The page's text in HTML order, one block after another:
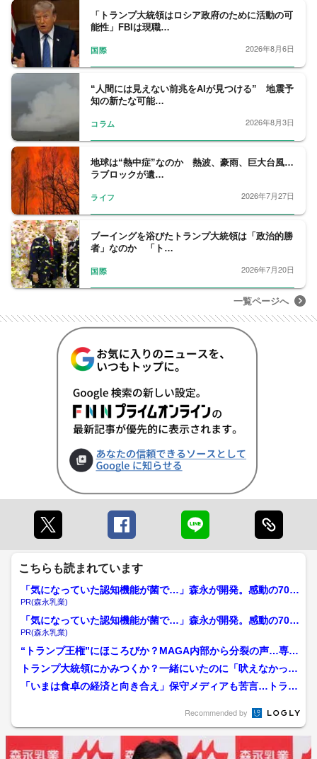
出身。慶応義塾大学法学部卒業。
ＮＨＫ記者を経験した後、フリージャーナリ
ストに転身。フジテレビ系ニュース番組「ニ
ジテレビ系「Ｍｒ．サンデー」のコメンテー
ターを務める。
「トランプ大統領はロシア政府のために活動の可
能性」FBIは現職…
国際 2026年8月6日
“人間には見えない前兆をAIが見つける” 地震予
知の新たな可能…
コラム 2026年8月3日
地球は“熱中症”なのか 熱波、豪雨、巨大台風…
ラブロックが遺…
ライフ 2026年7月27日
ブーイングを浴びたトランプ大統領は「政治的勝
者」なのか 「ト…
国際 2026年7月20日
一覧ページへ
こちらも読まれています
「気になっていた認知機能が菌で…」森永が開発。感動の70代
続出
PR(森永乳業)
「気になっていた認知機能が菌で…」森永が開発。感動の70代
続出
PR(森永乳業)
“トランプ王権”にほころびか？MAGA内部から分裂の声…専門
家「MAGAに亀裂拡...
トランプ大統領にかみつくか？一緒にいたのに「吠えなかった
犬」…未成年者の性的搾取...
「いまは食卓の経済と向き合え」保守メディアも苦言…トラン
Recommended by